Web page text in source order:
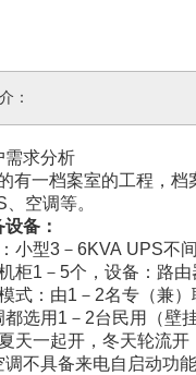
：
需求分析
有一档案室的工程，
空调等。
备：
小型3－6KVA UPS不间
柜1－5个，设备：路
式：由1－2名专（兼
都选用1－2台民用（壁
天一起开，冬天轮流开
不具备来电自启动功能